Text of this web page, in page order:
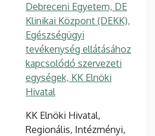
Debreceni Egyetem, DE
Klinikai Központ (DEKK),
Egészségügyi
tevékenység ellátásához
kapcsolódó szervezeti
egységek, KK Elnöki
Hivatal
KK Elnöki Hivatal,
Regionális, Intézményi,